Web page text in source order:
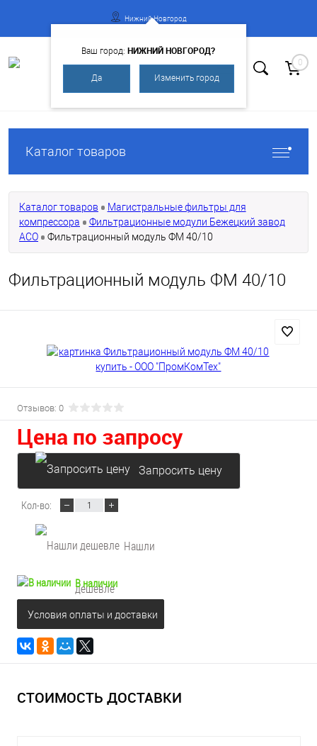
Нижний Новгород
Ваш город: НИЖНИЙ НОВГОРОД?
Да Изменить город
0
Каталог товаров
Каталог товаров
Магистральные фильтры для
компрессора
Фильтрационные модули Бежецкий завод
АСО
Фильтрационный модуль ФМ 40/10
Фильтрационный модуль ФМ 40/10
Отзывов: 0
Цена по запросу
Запросить цену
Кол-во:
Нашли
дешевле
В наличии
Условия оплаты и доставки
СТОИМОСТЬ ДОСТАВКИ